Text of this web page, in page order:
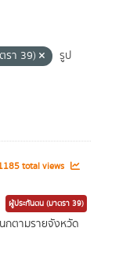
รา 39)
รูป
total views
ผู้ประกันตน (มาตรา 39)
กตามรายจังหวัด